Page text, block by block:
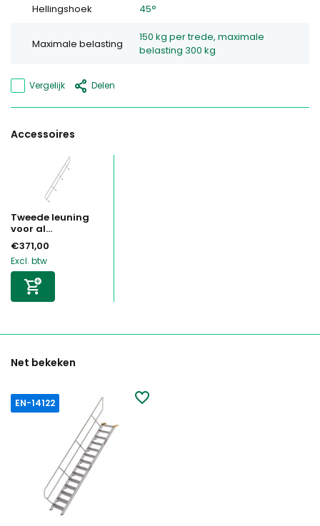
Hellingshoek 45°
Maximale belasting
150 kg per trede, maximale
belasting 300 kg
Vergelijk Delen
Accessoires
Tweede leuning
voor al...
€371,00
Excl. btw
Net bekeken
EN-14122